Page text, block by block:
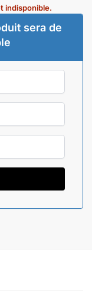
indisponible.
sera de